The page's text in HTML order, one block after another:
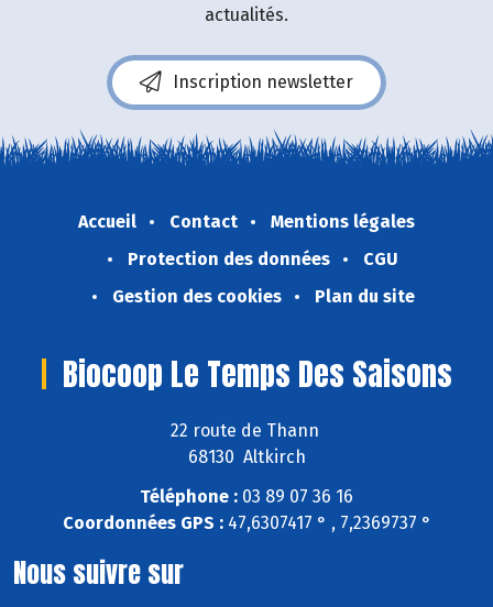
actualités.
Inscription newsletter
Accueil Contact
Mentions légales
Protection des données
CGU
Gestion des cookies
Plan du site
Biocoop Le Temps Des Saisons
22 route de Thann
68130 Altkirch
Téléphone : 03 89 07 36 16
Coordonnées GPS :47,6307417 ° , 7,2369737 °
Nous suivre sur